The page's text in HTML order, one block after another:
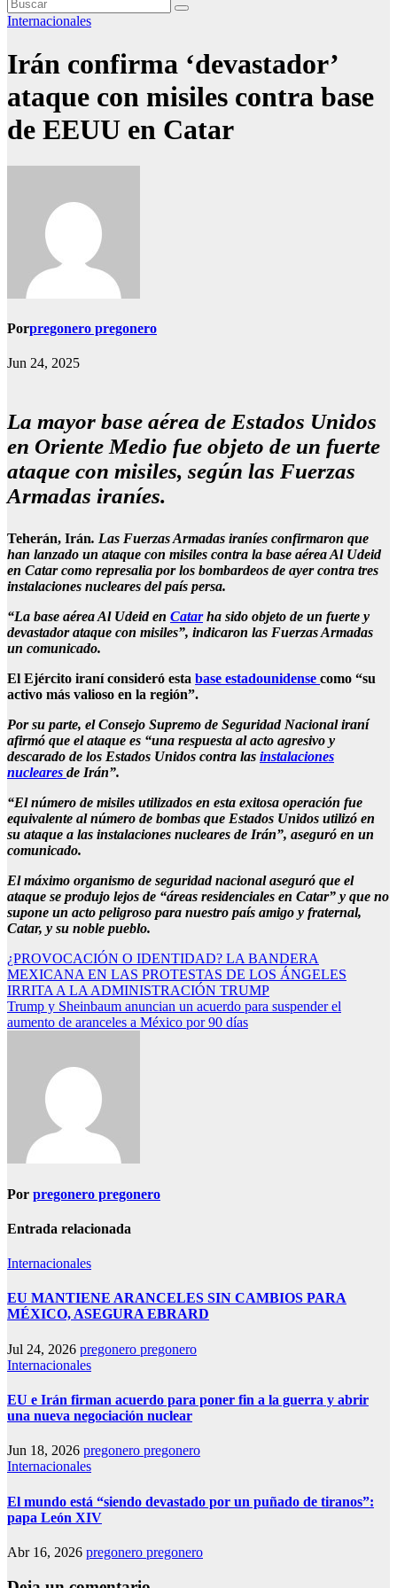
Internacionales
Irán confirma ‘devastador’
ataque con misiles contra base
de EEUU en Catar
Porpregonero pregonero
Jun 24, 2025
La mayor base aérea de Estados Unidos
en Oriente Medio fue objeto de un fuerte
ataque con misiles, según las Fuerzas
Armadas iraníes.
Teherán, Irán. Las Fuerzas Armadas iraníes confirmaron que
han lanzado un ataque con misiles contra la base aérea Al Udeid
en Catar como represalia por los bombardeos de ayer contra tres
instalaciones nucleares del país persa.
“La base aérea Al Udeid en Catarha sido objeto de un fuerte y
devastador ataque con misiles”, indicaron las Fuerzas Armadas
un comunicado.
El Ejército iraní consideró esta base estadounidense como “su
activo más valioso en la región”.
Por su parte, el Consejo Supremo de Seguridad Nacional iraní
afirmó que el ataque es “una respuesta al acto agresivo y
descarado de los Estados Unidos contra las instalaciones
nucleares de Irán”.
“El número de misiles utilizados en esta exitosa operación fue
equivalente al número de bombas que Estados Unidos utilizó en
su ataque a las instalaciones nucleares de Irán”, aseguró en un
comunicado.
El máximo organismo de seguridad nacional aseguró que el
ataque se produjo lejos de “áreas residenciales en Catar” y que no
supone un acto peligroso para nuestro país amigo y fraternal,
Catar, y su noble pueblo.
Navegación
de
entradas
¿PROVOCACIÓN O IDENTIDAD? LA BANDERA
MEXICANA EN LAS PROTESTAS DE LOS ÁNGELES
IRRITA A LA ADMINISTRACIÓN TRUMP
Trump y Sheinbaum anuncian un acuerdo para suspender el
aumento de aranceles a México por 90 días
Por pregonero pregonero
Entrada relacionada
Internacionales
EU MANTIENE ARANCELES SIN CAMBIOS PARA
MÉXICO, ASEGURA EBRARD
Jul 24, 2026 pregonero pregonero
Internacionales
EU e Irán firman acuerdo para poner fin a la guerra y abrir
una nueva negociación nuclear
Jun 18, 2026 pregonero pregonero
Internacionales
El mundo está “siendo devastado por un puñado de tiranos”:
papa León XIV
Abr 16, 2026 pregonero pregonero